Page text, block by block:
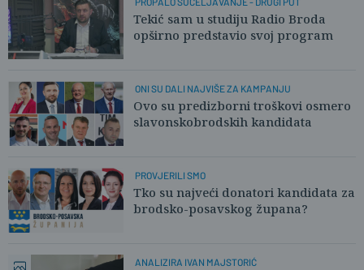
Tekić sam u studiju Radio Broda
opširno predstavio svoj program
ONI SU DALI NAJVIŠE ZA KAMPANJU
Ovo su predizborni troškovi osmero
slavonskobrodskih kandidata
PROVJERILI SMO
Tko su najveći donatori kandidata za
brodsko-posavskog župana?
ANALIZIRA IVAN MAJSTORIĆ